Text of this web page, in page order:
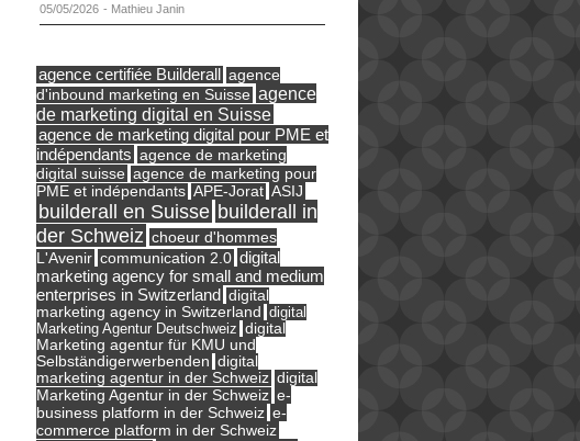
05/05/2026 - Mathieu Janin
agence certifiée Builderall
agence
d'inbound marketing en Suisse agence
de marketing digital en Suisse
agence de marketing digital pour PME et
indépendants agence de marketing
digital suisse agence de marketing pour
PME et indépendants APE-Jorat ASIJ
builderall en Suisse builderall in
der Schweiz choeur d'hommes
L'Avenir communication 2.0 digital
marketing agency for small and medium
enterprises in Switzerland digital
marketing agency in Switzerland digital
Marketing Agentur Deutschweiz digital
Marketing agentur für KMU und
Selbständigerwerbenden digital
marketing agentur in der Schweiz digital
Marketing Agentur in der Schweiz e-
business platform in der Schweiz e-
commerce platform in der Schweiz